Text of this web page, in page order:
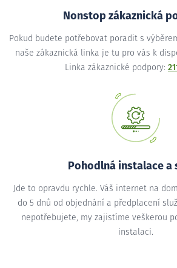
Nonstop zákaznická
Pokud budete potřebovat poradit s
naše zákaznická linka je tu pro vás k
Linka zákaznické podpory:
Pohodlná instalace a
Jde to opravdu rychle. Váš internet na
do 5 dnů od objednání a předplacení
nepotřebujete, my zajistíme veškerou
instalaci.